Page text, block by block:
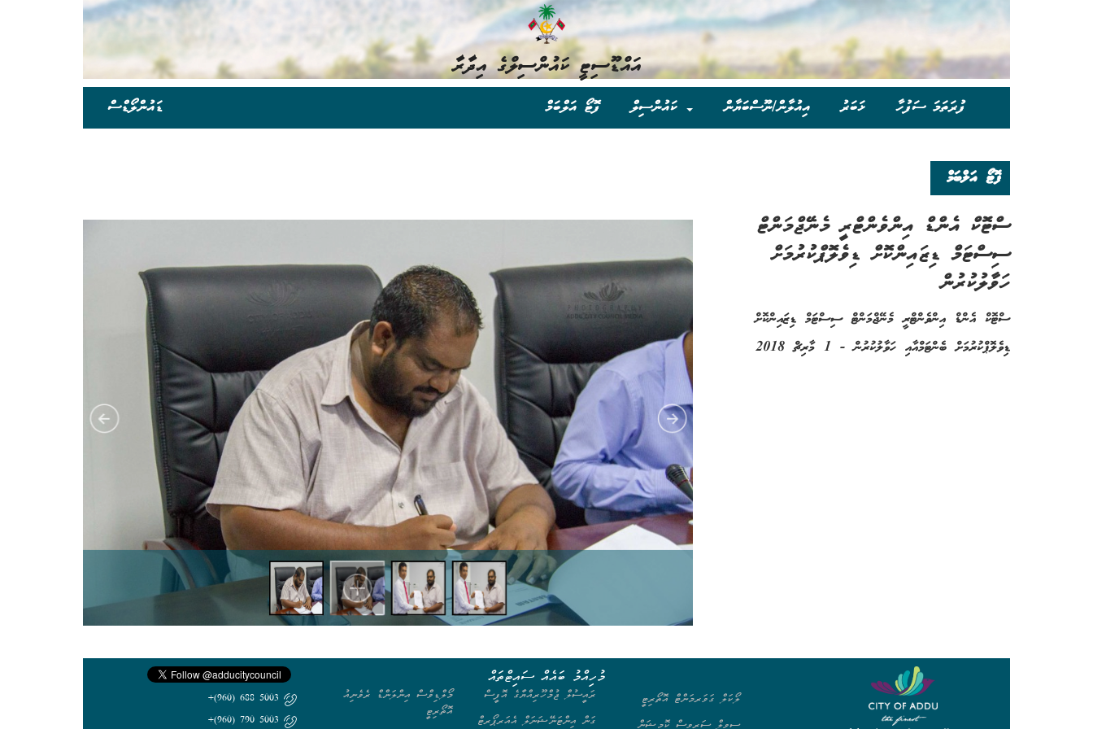
އައްޑޫސިޓީ ކައުންސިލްގެ އިދާރާ
ފުރަތަމަ ސަފުހާ ޚަބަރު އިއުލާން/ނޫސްބަޔާން ފޮޓޯ އަލްބަމް ޑައުންލޯޑްސް
ފޮޓޯ އަލްބަމް
ސްޓޮކް އެންޑް އިންވެންޓްރީ މެނޭޖްމަންޓް
ސިސްޓަމް ޑިޒައިންކޮށް ޑިވެލޮޕްކުރުމަށް
ހަވާލުކުރުން
ސްޓޮކް އެންޑް އިންވެންޓްރީ މެނޭޖްމަންޓް ސިސްޓަމް ޑިޒައިންކޮށް
ޑިވެލޮޕްކުރުމަށް ބެންޓަމްއާއި ހަވާލުކުރުން - 1 މާރިޗް 2018
މުހިއްމު ބައެއް ސައިޓްތައް
ލޯކަލް ގަވަރމަންޓް އޮތޯރިޓީ
ސިވިލް ސަރވިސް ކޮމިޝަން
ރައީސުލް ޖުމްހޫރިއްޔާގެ އޮފީސް
ގަން އިންޓަނޭޝަނަލް އެއަރޕޯރޓް
މޯލްޑިވްސް އިންލަންޑް ރެވެނިއު
އޮތޯރިޓީ